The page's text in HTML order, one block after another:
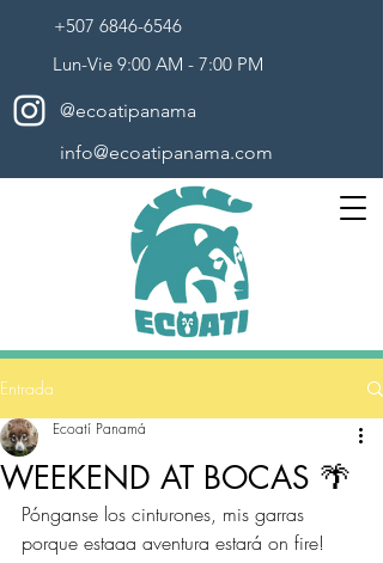
+507 6846-6546
Lun-Vie 9:00 AM - 7:00 PM
@ecoatipanama
info@ecoatipanama.com
Entrada
WEEKEND AT BOCAS 🌴
Ecoatí Panamá
Pónganse los cinturones, mis garras
porque estaaa aventura estará on fire!